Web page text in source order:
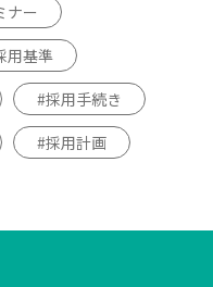
ナー
用基準
採用手続き
採用計画